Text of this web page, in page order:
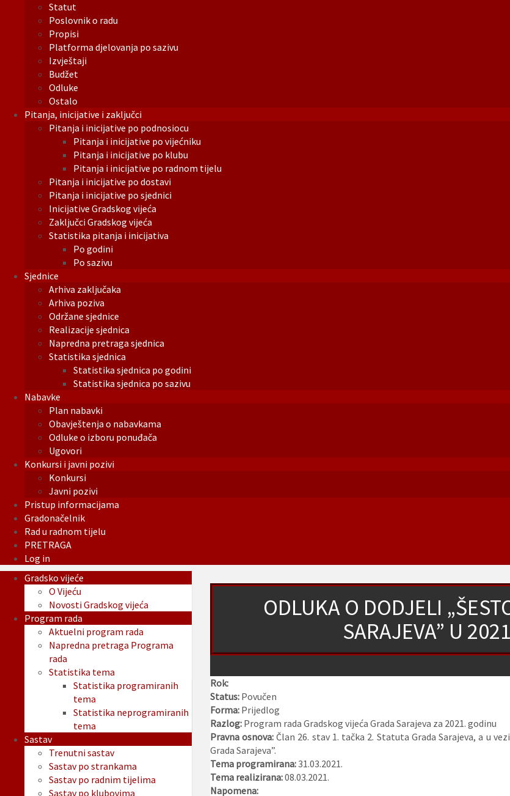
Statut
Poslovnik o radu
Propisi
Platforma djelovanja po sazivu
Izvještaji
Budžet
Odluke
Ostalo
Pitanja, inicijative i zaključci
Pitanja i inicijative po podnosiocu
Pitanja i inicijative po vijećniku
Pitanja i inicijative po klubu
Pitanja i inicijative po radnom tijelu
Pitanja i inicijative po dostavi
Pitanja i inicijative po sjednici
Inicijative Gradskog vijeća
Zaključci Gradskog vijeća
Statistika pitanja i inicijativa
Po godini
Po sazivu
Sjednice
Arhiva zaključaka
Arhiva poziva
Održane sjednice
Realizacije sjednica
Napredna pretraga sjednica
Statistika sjednica
Statistika sjednica po godini
Statistika sjednica po sazivu
Nabavke
Plan nabavki
Obavještenja o nabavkama
Odluke o izboru ponuđača
Ugovori
Konkursi i javni pozivi
Konkursi
Javni pozivi
Pristup informacijama
Gradonačelnik
Rad u radnom tijelu
PRETRAGA
Log in
ODLUKA O DODJELI
SARAJEVA” U
Rok:
Status: Povučen
Forma: Prijedlog
Razlog: Program rada Gradskog vijeća Grada Sarajeva za 2021. godinu
Pravna osnova:Član 26. stav 1. tačka 2. Statuta Grada Sarajeva, a u
Grada Sarajeva”.
Tema programirana:31.03.2021.
Tema realizirana:08.03.2021.
Napomena:
Gradsko vijeće
O Vijeću
Novosti Gradskog vijeća
Program rada
Aktuelni program rada
Napredna pretraga Programa
rada
Statistika tema
Statistika programiranih
tema
Statistika neprogramiranih
tema
Sastav
Trenutni sastav
Sastav po strankama
Sastav po radnim tijelima
Sastav po klubovima